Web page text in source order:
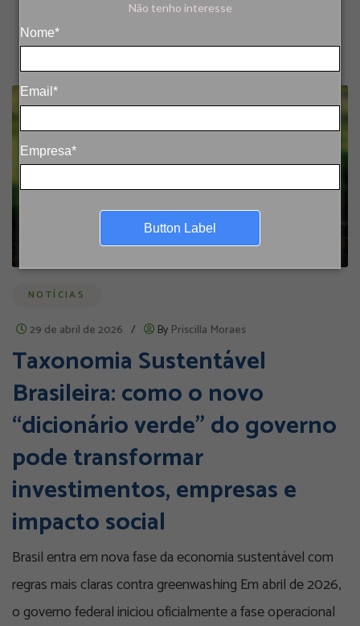
Não tenho interesse
Nome*
Email*
Empresa*
Button Label
NOTÍCIAS
29 de abril de 2026 / By Priscilla Moraes
Taxonomia Sustentável
Brasileira: como o novo
“dicionário verde” do governo
pode transformar
investimentos, empresas e
impacto social
Brasil entra em nova fase da economia sustentável com
regras mais claras contra greenwashing Em abril de 2026,
o governo federal iniciou oficialmente a fase operacional